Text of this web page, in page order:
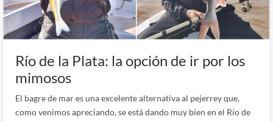
Río de la Plata: la opción de ir por los
mimosos
El bagre de mar es una excelente alternativa al pejerrey que,
como venimos apreciando, se está dando muy bien en el Río de